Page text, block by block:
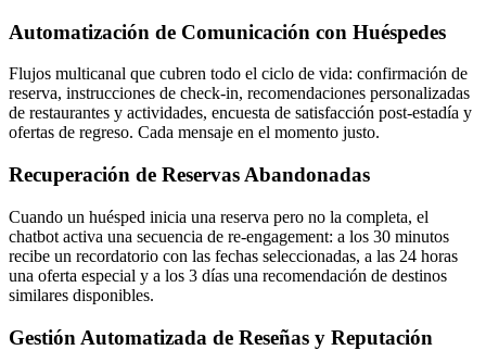
Automatización de Comunicación con Huéspedes
Flujos multicanal que cubren todo el ciclo de vida: confirmación de
reserva, instrucciones de check-in, recomendaciones personalizadas
de restaurantes y actividades, encuesta de satisfacción post-estadía y
ofertas de regreso. Cada mensaje en el momento justo.
Recuperación de Reservas Abandonadas
Cuando un huésped inicia una reserva pero no la completa, el
chatbot activa una secuencia de re-engagement: a los 30 minutos
recibe un recordatorio con las fechas seleccionadas, a las 24 horas
una oferta especial y a los 3 días una recomendación de destinos
similares disponibles.
Gestión Automatizada de Reseñas y Reputación